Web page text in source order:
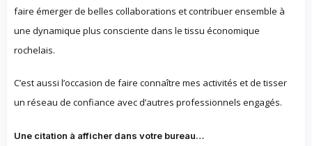
faire émerger de belles collaborations et contribuer ensemble à
une dynamique plus consciente dans le tissu économique
rochelais.
C’est aussi l’occasion de faire connaître mes activités et de tisser
un réseau de confiance avec d’autres professionnels engagés.
Une citation à afficher dans votre bureau…